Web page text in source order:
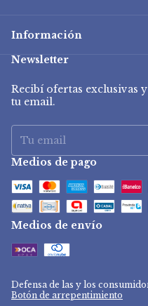
Información
Newsletter
Recibí ofertas exclusivas
tu email.
Medios de pago
Medios de envío
Defensa de las y los
Botón de arrepentimiento